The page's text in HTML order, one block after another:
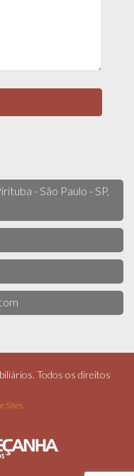
- São Paulo - SP,
Todos os direitos
Sites